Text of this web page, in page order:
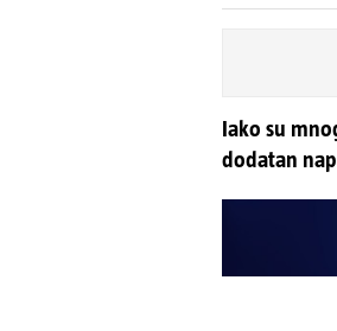
Iako su
dodatan